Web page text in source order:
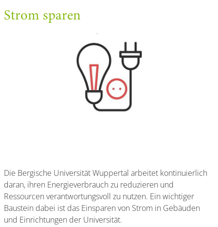
Strom sparen
Die Bergische Universität Wuppertal arbeitet kontinuierlich
daran, ihren Energieverbrauch zu reduzieren und
Ressourcen verantwortungsvoll zu nutzen. Ein wichtiger
Baustein dabei ist das Einsparen von Strom in Gebäuden
und Einrichtungen der Universität.